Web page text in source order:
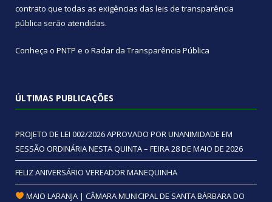
contrato que todas as exigências das leis de transparência
pública serão atendidas.
Conheça o PNTP e o Radar da Transparência Pública
ÚLTIMAS PUBLICAÇÕES
PROJETO DE LEI 002/2026 APROVADO POR UNANIMIDADE EM
SESSÃO ORDINÁRIA NESTA QUINTA – FEIRA 28 DE MAIO DE 2026
FELIZ ANIVERSÁRIO VEREADOR MANEQUINHA
MAIO LARANJA | CÂMARA MUNICIPAL DE SANTA BÁRBARA DO